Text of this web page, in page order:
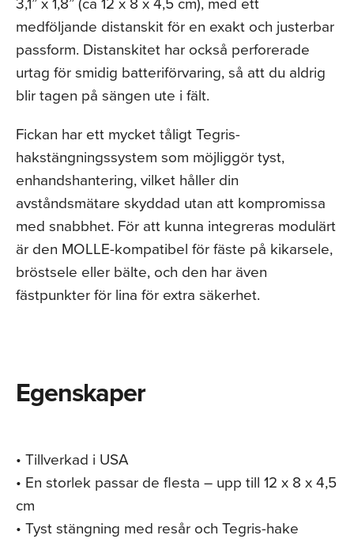
medföljande distanskit för en exakt och justerbar
passform. Distanskitet har också perforerade
urtag för smidig batteriförvaring, så att du aldrig
blir tagen på sängen ute i fält.
Fickan har ett mycket tåligt Tegris-
hakstängningssystem som möjliggör tyst,
enhandshantering, vilket håller din
avståndsmätare skyddad utan att kompromissa
med snabbhet. För att kunna integreras modulärt
är den MOLLE-kompatibel för fäste på kikarsele,
bröstsele eller bälte, och den har även
fästpunkter för lina för extra säkerhet.
Egenskaper
• Tillverkad i USA
• En storlek passar de flesta – upp till 12 x 8 x 4,5
cm
• Tyst stängning med resår och Tegris-hake